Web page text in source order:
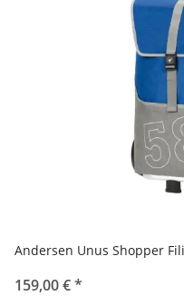
Andersen Unus Shopper
159,00 €*